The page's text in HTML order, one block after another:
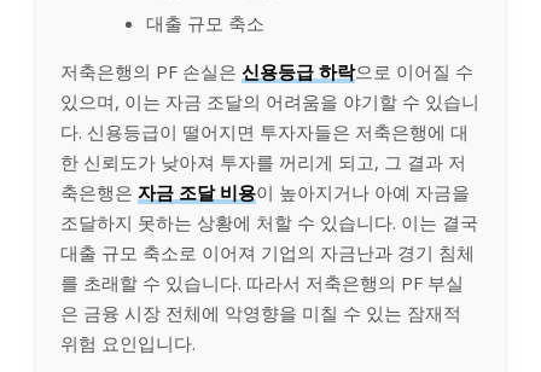
대출 규모 축소
저축은행의 PF 손실은 신용등급 하락으로 이어질 수
있으며, 이는 자금 조달의 어려움을 야기할 수 있습니
다. 신용등급이 떨어지면 투자자들은 저축은행에 대
한 신뢰도가 낮아져 투자를 꺼리게 되고, 그 결과 저
축은행은 자금 조달 비용이 높아지거나 아예 자금을
조달하지 못하는 상황에 처할 수 있습니다. 이는 결국
대출 규모 축소로 이어져 기업의 자금난과 경기 침체
를 초래할 수 있습니다. 따라서 저축은행의 PF 부실
은 금융 시장 전체에 악영향을 미칠 수 있는 잠재적
위험 요인입니다.